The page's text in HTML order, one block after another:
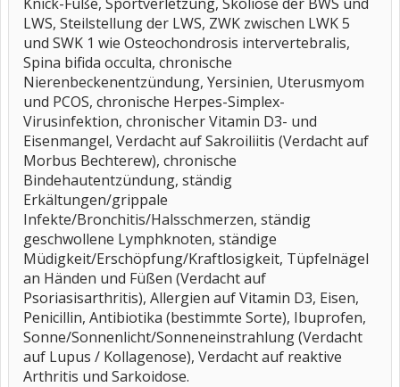
LWS, Steilstellung der LWS, ZWK zwischen LWK 5
und SWK 1 wie Osteochondrosis intervertebralis,
Spina bifida occulta, chronische
Nierenbeckenentzündung, Yersinien, Uterusmyom
und PCOS, chronische Herpes-Simplex-
Virusinfektion, chronischer Vitamin D3- und
Eisenmangel, Verdacht auf Sakroiliitis (Verdacht auf
Morbus Bechterew), chronische
Bindehautentzündung, ständig
Erkältungen/grippale
Infekte/Bronchitis/Halsschmerzen, ständig
geschwollene Lymphknoten, ständige
Müdigkeit/Erschöpfung/Kraftlosigkeit, Tüpfelnägel
an Händen und Füßen (Verdacht auf
Psoriasisarthritis), Allergien auf Vitamin D3, Eisen,
Penicillin, Antibiotika (bestimmte Sorte), Ibuprofen,
Sonne/Sonnenlicht/Sonneneinstrahlung (Verdacht
auf Lupus / Kollagenose), Verdacht auf reaktive
Arthritis und Sarkoidose.